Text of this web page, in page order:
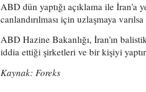
ABD dün yaptığı açıklama ile İran'a
canlandırılması için uzlaşmaya
ABD Hazine Bakanlığı, İran'ın
iddia ettiği şirketleri ve bir kişiyi
Kaynak: Foreks